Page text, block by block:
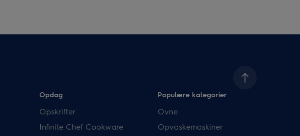
Opdag
Opskrifter
Infinite Chef Cookware
Populære kategorier
Ovne
Opvaskemaskiner